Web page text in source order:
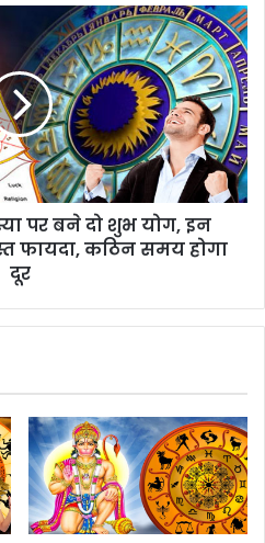
पर बने दो शुभ योग, इन
फायदा, कठिन समय होगा
दूर